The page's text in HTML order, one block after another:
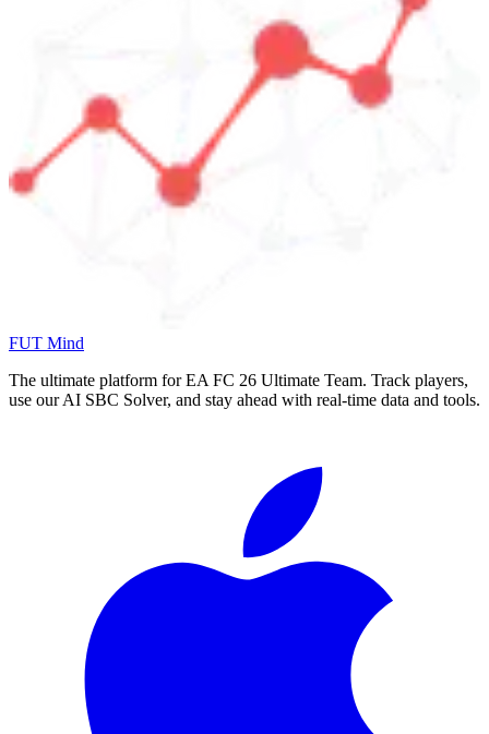
FUT Mind
The ultimate platform for EA FC 26 Ultimate Team. Track players,
use our AI SBC Solver, and stay ahead with real-time data and tools.